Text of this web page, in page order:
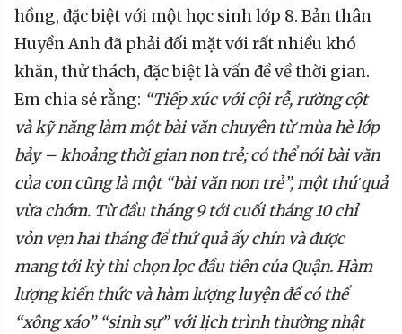
hồng, đặc biệt với một học sinh lớp 8. Bản thân
Huyền Anh đã phải đối mặt với rất nhiều khó
khăn, thử thách, đặc biệt là vấn đề về thời gian.
Em chia sẻ rằng: “Tiếp xúc với cội rễ, rường cột
và kỹ năng làm một bài văn chuyên từ mùa hè lớp
bảy – khoảng thời gian non trẻ; có thể nói bài văn
của con cũng là một “bài văn non trẻ”, một thứ quả
vừa chớm. Từ đầu tháng 9 tới cuối tháng 10 chỉ
vỏn vẹn hai tháng để thứ quả ấy chín và được
mang tới kỳ thi chọn lọc đầu tiên của Quận. Hàm
lượng kiến thức và hàm lượng luyện đề có thể
“xông xáo” “sinh sự” với lịch trình thường nhật